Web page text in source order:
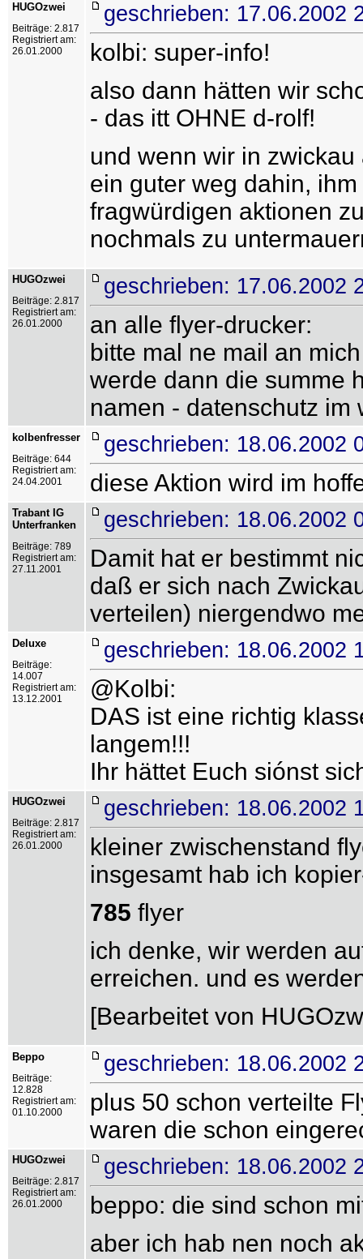
HUGOzwei
Beiträge: 2.817
Registriert am:
26.01.2000
geschrieben: 17.06.2002
kolbi: super-info!
also dann hätten wir
- das itt OHNE d-rolf!
und wenn wir in
ein guter weg dahin,
fragwürdigen aktionen
nochmals zu
HUGOzwei
Beiträge: 2.817
Registriert am:
26.01.2000
geschrieben: 17.06.2002
an alle flyer-drucker:
bitte mal ne mail an
werde dann die summe
namen - datenschutz
kolbenfresser
Beiträge: 644
Registriert am:
24.04.2001
geschrieben: 18.06.2002
diese Aktion wird im
Trabant IG
Unterfranken
Beiträge: 789
Registriert am:
27.11.2001
geschrieben: 18.06.2002
Damit hat er bestimmt
daß er sich nach
verteilen) niergendwo
Deluxe
Beiträge:
14.007
Registriert am:
13.12.2001
geschrieben: 18.06.2002
@Kolbi:
DAS ist eine richtig
langem!!!
Ihr hättet Euch siónst
HUGOzwei
Beiträge: 2.817
Registriert am:
26.01.2000
geschrieben: 18.06.2002
kleiner zwischenstand
insgesamt hab ich
785 flyer
ich denke, wir werden
erreichen. und es
[Bearbeitet von
Beppo
Beiträge:
12.828
Registriert am:
01.10.2000
geschrieben: 18.06.2002
plus 50 schon verteilte
waren die schon
HUGOzwei
Beiträge: 2.817
Registriert am:
26.01.2000
geschrieben: 18.06.2002
beppo: die sind schon
aber ich hab nen noch